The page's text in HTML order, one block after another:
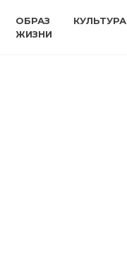
ОБРАЗ
ЖИЗНИ
КУЛЬТУРА